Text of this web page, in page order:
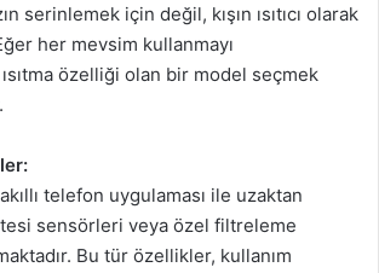
serinlemek için değil, kışın ısıtıcı olarak
her mevsim kullanmayı
özelliği olan bir model seçmek
telefon uygulaması ile uzaktan
sensörleri veya özel filtreleme
Bu tür özellikler, kullanım